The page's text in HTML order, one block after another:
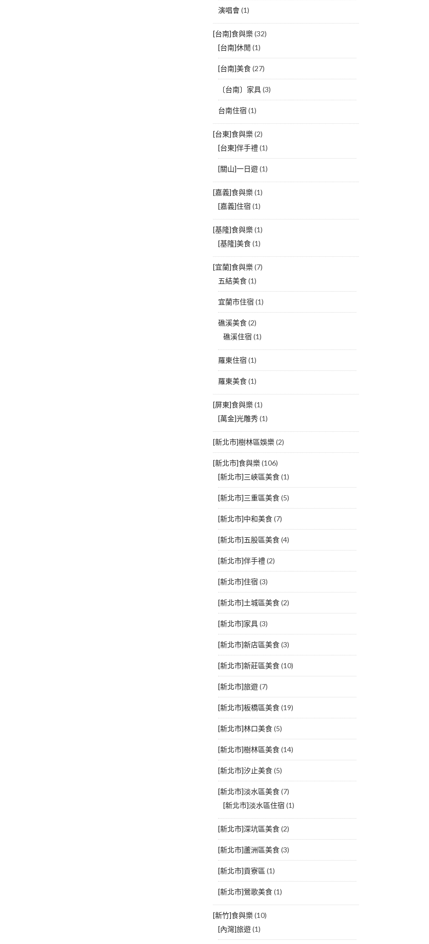
演唱會(1)
[台南]食與樂(32)
[台南]休閒 (1)
[台南]美食(27)
〔台南〕家具(3)
台南住宿 (1)
[台東]食與樂(2)
[台東]伴手禮(1)
[關山]一日遊(1)
[嘉義]食與樂(1)
[嘉義]住宿 (1)
[基隆]食與樂(1)
[基隆]美食(1)
[宜蘭]食與樂(7)
五結美食(1)
宜蘭市住宿 (1)
礁溪美食(2)
礁溪住宿 (1)
羅東住宿 (1)
羅東美食(1)
[屏東]食與樂(1)
[萬金]光雕秀(1)
[新北市]樹林區娛樂(2)
[新北市]食與樂(106)
[新北市]三峽區美食(1)
[新北市]三重區美食(5)
[新北市]中和美食(7)
[新北市]五股區美食(4)
[新北市]伴手禮(2)
[新北市]住宿 (3)
[新北市]土城區美食(2)
[新北市]家具(3)
[新北市]新店區美食(3)
[新北市]新莊區美食(10)
[新北市]旅遊(7)
[新北市]板橋區美食(19)
[新北市]林口美食(5)
[新北市]樹林區美食(14)
[新北市]汐止美食(5)
[新北市]淡水區美食(7)
[新北市]淡水區住宿 (1)
[新北市]深坑區美食(2)
[新北市]蘆洲區美食(3)
[新北市]貢寮區 (1)
[新北市]鶯歌美食(1)
[新竹]食與樂(10)
[內灣]旅遊(1)